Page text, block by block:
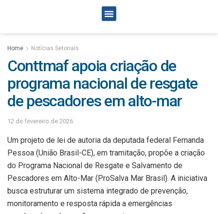
Home Notícias Setoriais
Conttmaf apoia criação de
programa nacional de resgate
de pescadores em alto-mar
12 de fevereiro de 2026
Um projeto de lei de autoria da deputada federal Fernanda
Pessoa (União Brasil-CE), em tramitação, propõe a criação
do Programa Nacional de Resgate e Salvamento de
Pescadores em Alto-Mar (ProSalva Mar Brasil). A iniciativa
busca estruturar um sistema integrado de prevenção,
monitoramento e resposta rápida a emergências